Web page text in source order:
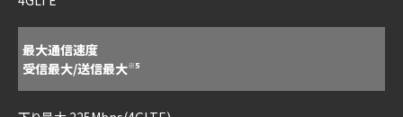
最大通信速度
受信最大/送信最大※5